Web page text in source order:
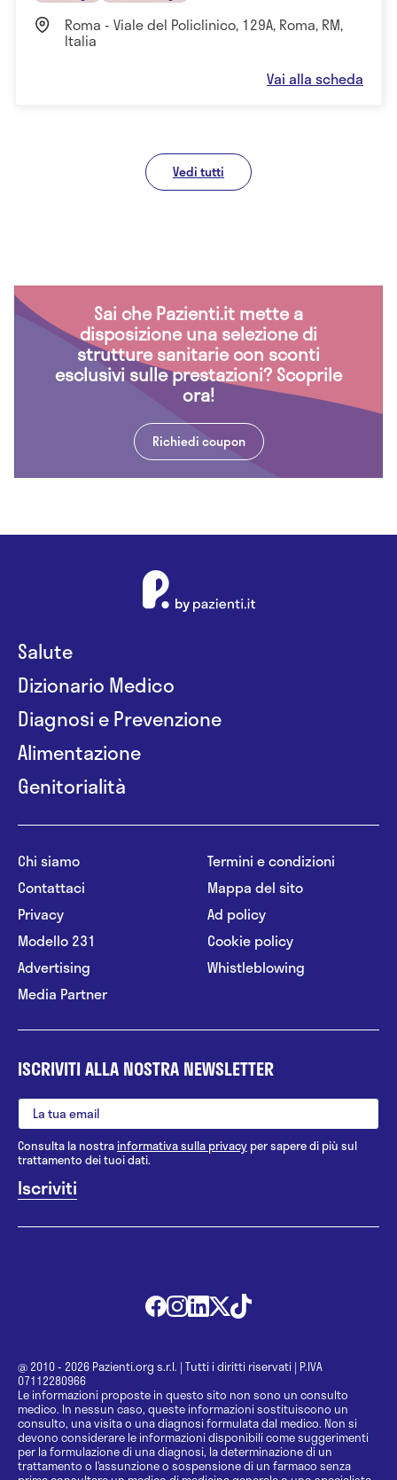
Roma - Viale del Policlinico, 129A, Roma, RM,
Italia
Vai alla scheda
Vedi tutti
Sai che Pazienti.it mette a
disposizione una selezione di
strutture sanitarie con sconti
esclusivi sulle prestazioni? Scoprile
ora!
Richiedi coupon
Salute
Dizionario Medico
Diagnosi e Prevenzione
Alimentazione
Genitorialità
Chi siamo
Contattaci
Privacy
Modello 231
Advertising
Media Partner
Termini e condizioni
Mappa del sito
Ad policy
Cookie policy
Whistleblowing
ISCRIVITI ALLA NOSTRA NEWSLETTER
Consulta la nostrainformativa sulla privacy per sapere di più sul
trattamento dei tuoi dati.
@ 2010 - 2026 Pazienti.org s.r.l. | Tutti i diritti riservati | P.IVA
07112280966
Le informazioni proposte in questo sito non sono un consulto
medico. In nessun caso, queste informazioni sostituiscono un
consulto, una visita o una diagnosi formulata dal medico. Non si
devono considerare le informazioni disponibili come suggerimenti
per la formulazione di una diagnosi, la determinazione di un
trattamento o l’assunzione o sospensione di un farmaco senza